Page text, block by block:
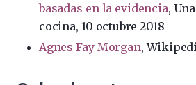
basadas en la evidencia,
cocina, 10 octubre 2018
Agnes Fay Morgan,